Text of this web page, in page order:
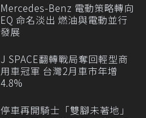
Mercedes-Benz 電動策略轉向
EQ 命名淡出 燃油與電動並行
發展
J SPACE翻轉戰局奪回輕型商
用車冠軍 台灣2月車市年增
4.8%
停車再開騎士「雙腳未著地」